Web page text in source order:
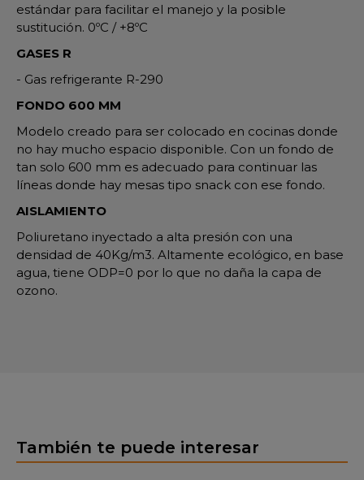
estándar para facilitar el manejo y la posible
sustitución. 0ºC / +8ºC
GASES R
- Gas refrigerante R-290
FONDO 600 MM
Modelo creado para ser colocado en cocinas donde
no hay mucho espacio disponible. Con un fondo de
tan solo 600 mm es adecuado para continuar las
líneas donde hay mesas tipo snack con ese fondo.
AISLAMIENTO
Poliuretano inyectado a alta presión con una
densidad de 40Kg/m3. Altamente ecológico, en base
agua, tiene ODP=0 por lo que no daña la capa de
ozono.
También te puede interesar